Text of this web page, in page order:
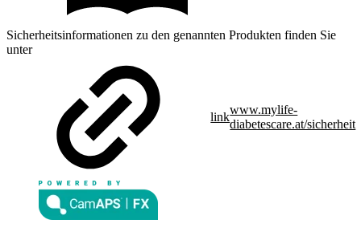
Sicherheitsinformationen zu den genannten Produkten finden Sie
unter
link
www.mylife-
diabetescare.at/sicherheit